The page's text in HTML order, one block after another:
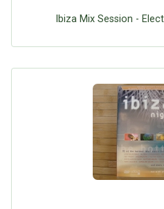
Ibiza Mix Session -